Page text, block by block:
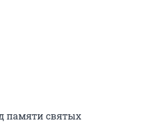
памяти святых